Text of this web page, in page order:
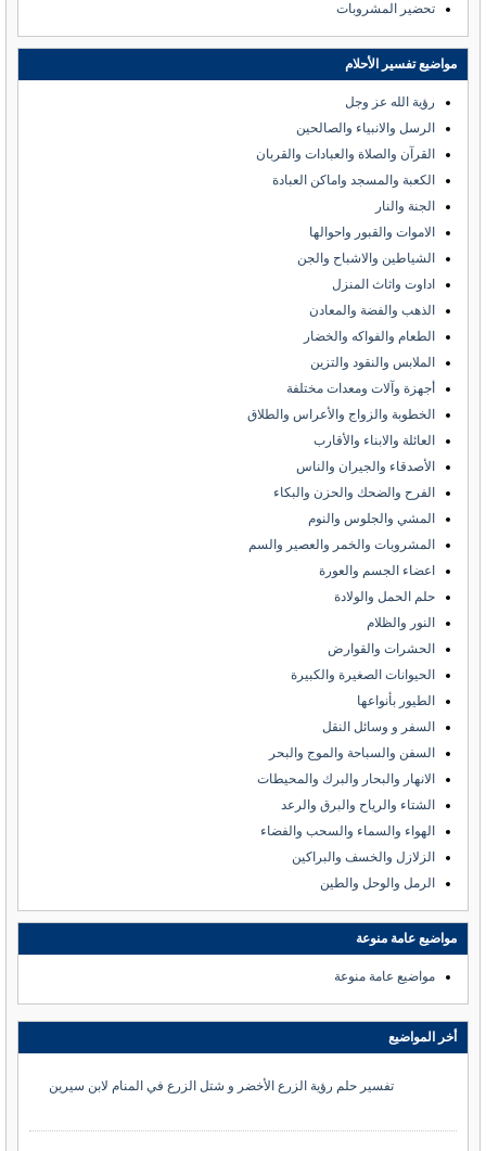
تحضير المشروبات
مواضيع تفسير الأحلام
رؤية الله عز وجل
الرسل والانبياء والصالحين
القرآن والصلاة والعبادات والقربان
الكعبة والمسجد واماكن العبادة
الجنة والنار
الاموات والقبور واحوالها
الشياطين والاشباح والجن
اداوت واثاث المنزل
الذهب والفضة والمعادن
الطعام والفواكه والخضار
الملابس والنقود والتزين
أجهزة وآلات ومعدات مختلفة
الخطوبة والزواج والأعراس والطلاق
العائلة والابناء والأقارب
الأصدقاء والجيران والناس
الفرح والضحك والحزن والبكاء
المشي والجلوس والنوم
المشروبات والخمر والعصير والسم
اعضاء الجسم والعورة
حلم الحمل والولادة
النور والظلام
الحشرات والقوارض
الحيوانات الصغيرة والكبيرة
الطيور بأنواعها
السفر و وسائل النقل
السفن والسباحة والموج والبحر
الانهار والبحار والبرك والمحيطات
الشتاء والرياح والبرق والرعد
الهواء والسماء والسحب والفضاء
الزلازل والخسف والبراكين
الرمل والوحل والطين
مواضيع عامة منوعة
مواضيع عامة منوعة
أخر المواضيع
تفسير حلم رؤية الزرع الأخضر و شتل الزرع في المنام لابن سيرين